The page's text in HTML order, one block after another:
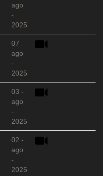
ago
-
2025
07 -
ago
-
2025
03 -
ago
-
2025
02 -
ago
-
2025